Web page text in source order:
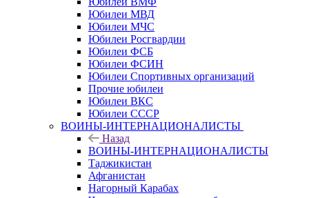
Юбилеи МВД
Юбилеи МЧС
Юбилеи Росгвардии
Юбилеи ФСБ
Юбилеи ФСИН
Юбилеи Спортивных организаций
Прочие юбилеи
Юбилеи ВКС
Юбилеи СССР
ВОИНЫ-ИНТЕРНАЦИОНАЛИСТЫ
Назад
ВОИНЫ-ИНТЕРНАЦИОНАЛИСТЫ
Таджикистан
Афганистан
Нагорный Карабах